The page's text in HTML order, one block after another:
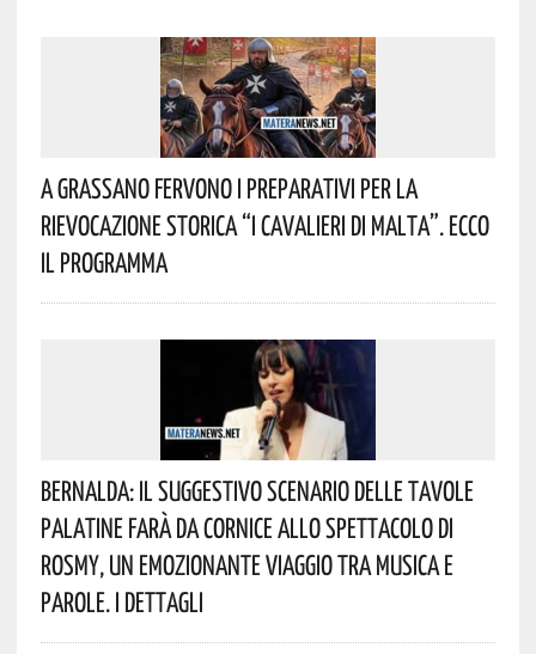
A Grassano Fervono I Preparativi Per La
Rievocazione Storica “I CAVALIERI DI MALTA”. Ecco
Il Programma
Bernalda: Il Suggestivo Scenario Delle Tavole
Palatine Farà Da Cornice Allo Spettacolo Di
Rosmy, Un Emozionante Viaggio Tra Musica E
Parole. I Dettagli